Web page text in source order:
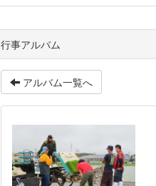
行事アルバム
アルバム一覧へ